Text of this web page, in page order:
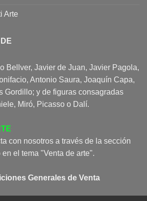
Arte
Bellver, Javier de Juan, Javier Pagola,
Antonio Saura, Joaquín Capa,
Gordillo; y de figuras consagradas
Miró, Picasso o Dalí.
con nosotros a través de la sección
el tema "Venta de arte".
Generales de Venta